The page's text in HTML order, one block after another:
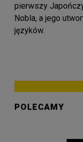
pierwszy
Nobla, a jego
języków.
POLECAMY